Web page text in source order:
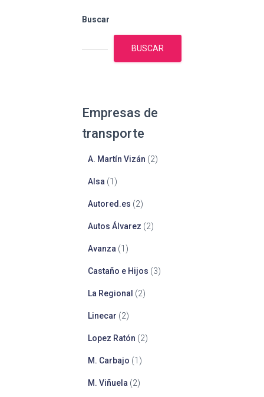
Buscar
BUSCAR
Empresas de
transporte
A. Martín Vizán (2)
Alsa (1)
Autored.es (2)
Autos Álvarez (2)
Avanza (1)
Castaño e Hijos (3)
La Regional (2)
Linecar (2)
Lopez Ratón (2)
M. Carbajo (1)
M. Viñuela (2)